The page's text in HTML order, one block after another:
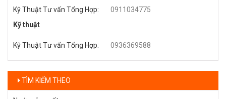
Kỹ Thuật Tư vấn Tổng Hợp:
0911034775
Kỹ thuật
Kỹ Thuật Tư vấn Tổng Hợp: 0936369588
TÌM KIẾM THEO